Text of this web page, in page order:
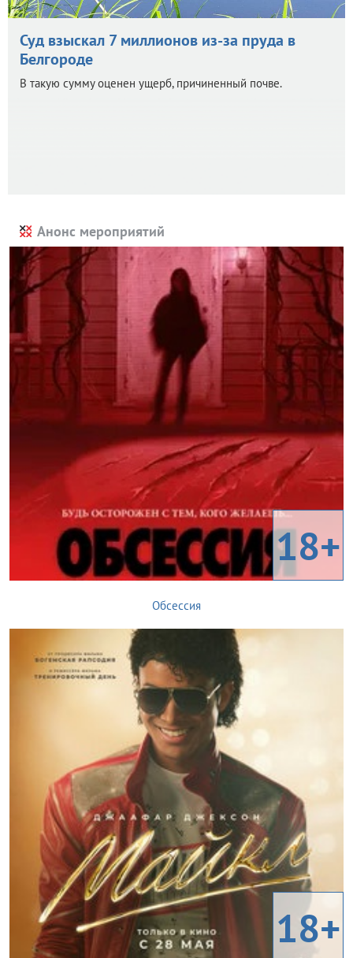
Суд взыскал 7 миллионов из-за пруда в
Белгороде
В такую сумму оценен ущерб, причиненный почве.
Анонс мероприятий
18+
Обсессия
18+